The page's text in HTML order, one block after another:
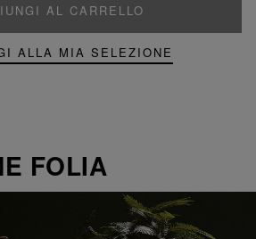
AL CARRELLO
ALLA MIA SELEZIONE
FOLIA